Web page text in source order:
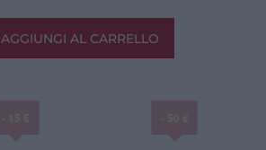
AGGIUNGI AL CARRELLO